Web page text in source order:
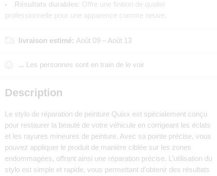
Résultats durables : Offre une finition de qualité
professionnelle pour une apparence comme neuve.
livraison estimé: Août 09 – Août 13
... Les personnes sont en train de le voir
Description
Le stylo de réparation de peinture Quixx est spécialement conçu
pour restaurer la beauté de votre véhicule en corrigeant les éclats
et les rayures mineures de peinture. Avec sa pointe précise, vous
pouvez appliquer le produit de manière ciblée sur les zones
endommagées, offrant ainsi une réparation précise. L’utilisation du
stylo est simple et rapide, vous permettant d’obtenir des résultats